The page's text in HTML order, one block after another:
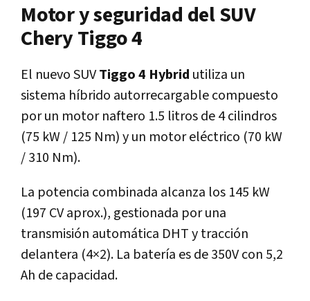
Motor y seguridad del SUV
Chery Tiggo 4
El nuevo SUVTiggo 4 Hybrid utiliza un
sistema híbrido autorrecargable compuesto
por un motor naftero 1.5 litros de 4 cilindros
(75 kW / 125 Nm) y un motor eléctrico (70 kW
/ 310 Nm).
La potencia combinada alcanza los 145 kW
(197 CV aprox.), gestionada por una
transmisión automática DHT y tracción
delantera (4×2). La batería es de 350V con 5,2
Ah de capacidad.